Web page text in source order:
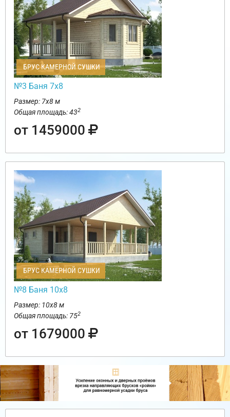
БРУС КАМЕРНОЙ СУШКИ
№3 Баня 7х8
Размер: 7х8 м
Общая площадь: 432
от 1459000
БРУС КАМЕРНОЙ СУШКИ
№8 Баня 10х8
Размер: 10х8 м
Общая площадь: 752
от 1679000